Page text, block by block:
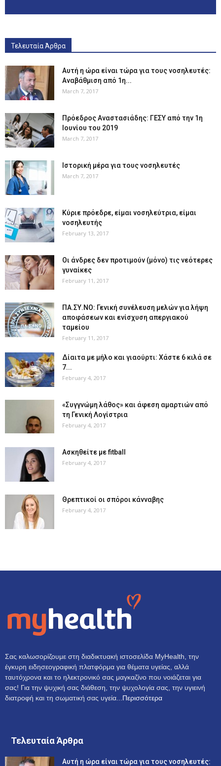
Τελευταία Άρθρα
Αυτή η ώρα είναι τώρα για τους νοσηλευτές:
Αναβάθμιση από 1η...
March 7, 2017
Πρόεδρος Αναστασιάδης: ΓΕΣΥ από την 1η
Ιουνίου του 2019
March 7, 2017
Ιστορική μέρα για τους νοσηλευτές
March 7, 2017
Κύριε πρόεδρε, είμαι νοσηλεύτρια, είμαι
νοσηλευτής
February 13, 2017
Οι άνδρες δεν προτιμούν (μόνο) τις νεότερες
γυναίκες
February 11, 2017
ΠΑ.ΣΥ.ΝΟ: Γενική συνέλευση μελών για λήψη
αποφάσεων και ενίσχυση απεργιακού
ταμείου
February 11, 2017
Δίαιτα με μήλο και γιαούρτι: Χάστε 6 κιλά σε
7...
February 4, 2017
«Συγγνώμη λάθος» και άφεση αμαρτιών από
τη Γενική Λογίστρια
February 4, 2017
Ασκηθείτε με fitball
February 4, 2017
Θρεπτικοί οι σπόροι κάνναβης
February 4, 2017
Σας καλωσορίζουμε στη διαδικτυακή ιστοσελίδα MyHealth, την
έγκυρη ειδησεογραφική πλατφόρμα για θέματα υγείας, αλλά
ταυτόχρονα και το ηλεκτρονικό σας μαγκαζίνο που νοιάζεται για
σας! Για την ψυχική σας διάθεση, την ψυχολογία σας, την υγιεινή
διατροφή και τη σωματική σας υγεία... Περισσότερα
Τελευταία Άρθρα
Αυτή η ώρα είναι τώρα για τους νοσηλευτές: